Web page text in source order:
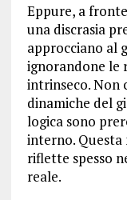
Eppure, a
una discrasia
approcciano al
ignorandone le
intrinseco. Non
dinamiche del
logica sono
interno. Questa
riflette spesso
reale.